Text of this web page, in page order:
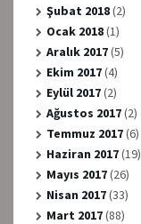
Şubat 2018(2)
Ocak 2018(1)
Aralık 2017(5)
Ekim 2017(4)
Eylül 2017(2)
Ağustos 2017(2)
Temmuz 2017(6)
Haziran 2017(19)
Mayıs 2017(26)
Nisan 2017(33)
Mart 2017(88)